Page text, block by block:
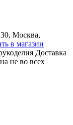
Москва,
в магазин
Доставка
не во всех